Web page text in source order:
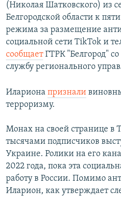
(Николая Шатковского) из
Белгородской области к
режима за размещение
социальной сети TikTok и
сообщаетГТРК "Белгород"
службу регионального
Илариона признали
терроризму.
Монах на своей странице в
тысячами подписчиков
Украине. Ролики на его
2022 года, пока эта
работу в России. Помимо
Иларион, как утверждает